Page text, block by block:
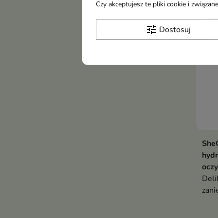
Czy akceptujesz te pliki cookie i
tune Dostosuj